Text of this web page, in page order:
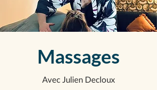
Massages
Avec Julien Decloux